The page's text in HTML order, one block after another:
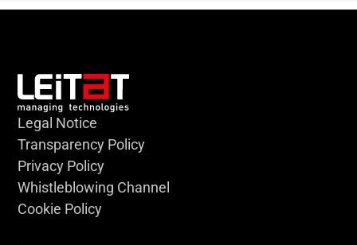
Legal Notice
Transparency Policy
Privacy Policy
Whistleblowing Channel
Cookie Policy